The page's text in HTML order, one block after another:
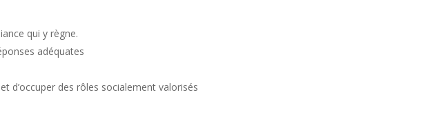
qui y règne.
adéquates
d’occuper des rôles socialement valorisés